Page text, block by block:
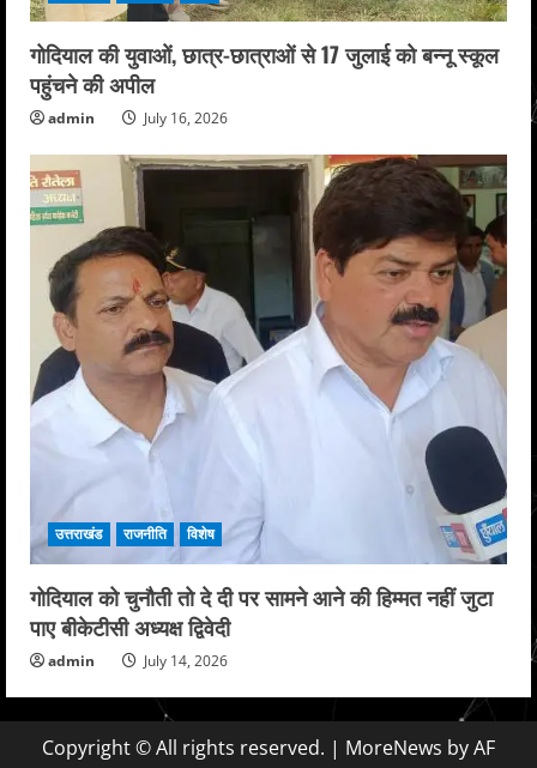
गोदियाल की युवाओं, छात्र-छात्राओं से 17 जुलाई को बन्नू स्कूल
पहुंचने की अपील
admin July 16, 2026
उत्तराखंड राजनीति विशेष
गोदियाल को चुनौती तो दे दी पर सामने आने की हिम्मत नहीं जुटा
पाए बीकेटीसी अध्यक्ष द्विवेदी
admin July 14, 2026
Copyright © All rights reserved. | MoreNews by AF